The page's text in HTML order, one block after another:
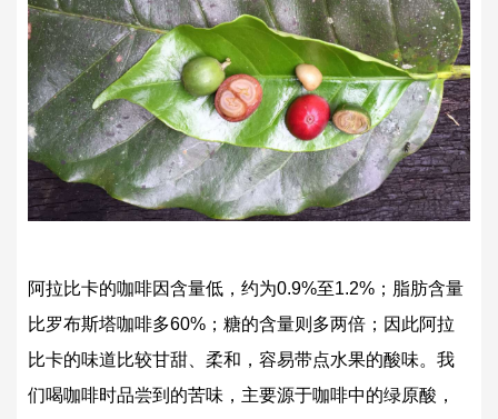
阿拉比卡的咖啡因含量低，约为0.9%至1.2%；脂肪含量
比罗布斯塔咖啡多60%；糖的含量则多两倍；因此阿拉
比卡的味道比较甘甜、柔和，容易带点水果的酸味。我
们喝咖啡时品尝到的苦味，主要源于咖啡中的绿原酸，